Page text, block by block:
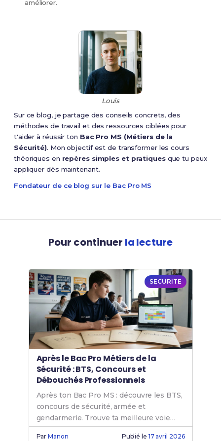
améliorer.
Louis
Sur ce blog, je partage des conseils concrets, des
méthodes de travail et des ressources ciblées pour
t'aider à réussir ton Bac Pro MS (Métiers de la
Sécurité). Mon objectif est de transformer les cours
théoriques en repères simples et pratiquesque tu peux
appliquer dès maintenant.
Fondateur de ce blog sur le Bac Pro MS
Pour continuer la lecture
SECURITE
Après le Bac Pro Métiers de la
Sécurité : BTS, Concours et
Débouchés Professionnels
Après ton Bac Pro MS : découvre les BTS,
concours de sécurité, armée et
gendarmerie. Trouve ta meilleure voie
professionnelle.
ParManon Publié le 17 avril 2026